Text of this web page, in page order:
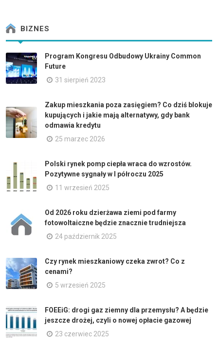
BIZNES
Program Kongresu Odbudowy Ukrainy Common
Future
31 sierpień 2023
Zakup mieszkania poza zasięgiem? Co dziś blokuje
kupujących i jakie mają alternatywy, gdy bank
odmawia kredytu
25 marzec 2026
Polski rynek pomp ciepła wraca do wzrostów.
Pozytywne sygnały w I półroczu 2025
11 wrzesień 2025
Od 2026 roku dzierżawa ziemi pod farmy
fotowoltaiczne będzie znacznie trudniejsza
24 październik 2025
Czy rynek mieszkaniowy czeka zwrot? Co z
cenami?
5 wrzesień 2025
FOEEiG: drogi gaz ziemny dla przemysłu? A będzie
jeszcze drożej, czyli o nowej opłacie gazowej
23 czerwiec 2025